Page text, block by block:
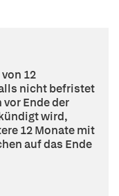
12
nicht befristet
Ende der
wird,
12 Monate mit
auf das Ende